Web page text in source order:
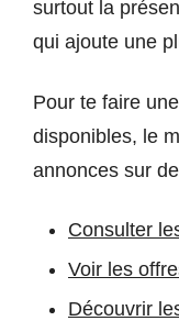
surtout la
qui ajoute une
Pour te faire
disponibles, le
annonces sur
Consulter
Voir les
Découvrir